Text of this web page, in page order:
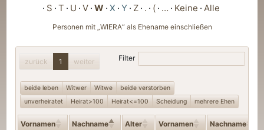
S T U V W X Y Z . ( … Keine Alle
Personen mit „WIERA“ als Ehename einschließen
zurück 1 weiter Filter
beide leben Witwer Witwe
beide verstorben
unverheiratet
Heirat>100 Heirat<=100 Scheidung mehrere Ehen
Vornamen Nachname Alter Vornamen Nachname